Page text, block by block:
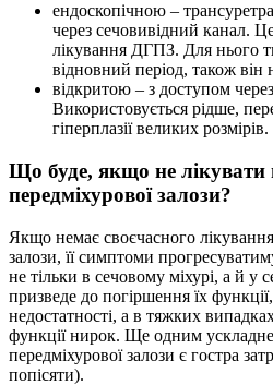
ендоскопічною –
через сечовивідний канал.
лікування ДГПЗ. Для нього
відновний період, також він
відкритою – з доступом
Використовується рідше,
гіперплазії великих розмірів.
Що буде, якщо не лікувати
передміхурової залози?
Якщо немає своєчасного лікування
залози, її симптоми
не тільки в сечовому міхурі, а й у
призведе до погіршення їх
недостатності, а в тяжких
функції нирок. Ще одним
передміхурової залози є гостра
попісяти).